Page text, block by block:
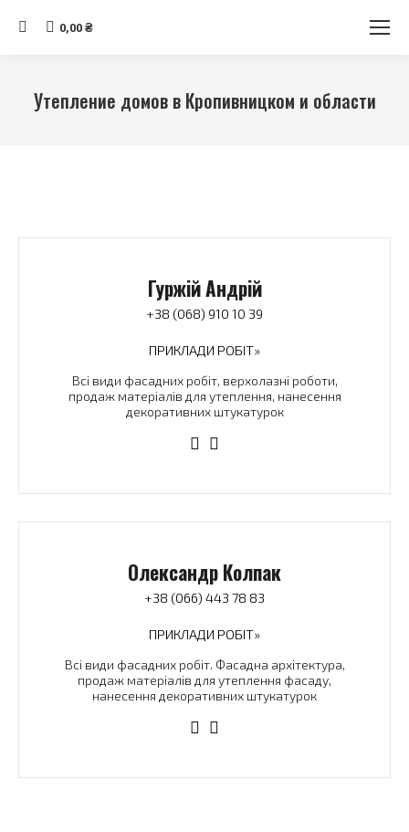
Search:0,00 ₴
Утепление домов в Кропивницком и области
Гуржій Андрій
+38 (068) 910 10 39
ПРИКЛАДИ РОБІТ»
Всі види фасадних робіт, верхолазні роботи,
продаж матеріалів для утеплення, нанесення
декоративних штукатурок
Олександр Колпак
+38 (066) 443 78 83
ПРИКЛАДИ РОБІТ»
Всі види фасадних робіт. Фасадна архітектура,
продаж матеріалів для утеплення фасаду,
нанесення декоративних штукатурок